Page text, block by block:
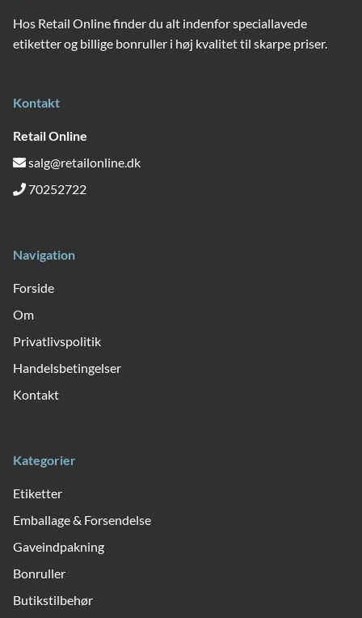
Hos Retail Online finder du alt indenfor speciallavede
etiketter og billige bonruller i høj kvalitet til skarpe priser.
Kontakt
Retail Online
salg@retailonline.dk
70252722
Navigation
Forside
Om
Privatlivspolitik
Handelsbetingelser
Kontakt
Kategorier
Etiketter
Emballage & Forsendelse
Gaveindpakning
Bonruller
Butikstilbehør